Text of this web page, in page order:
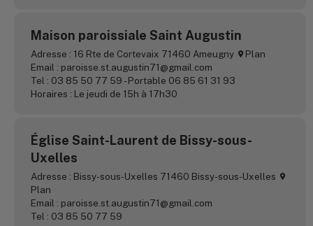
Maison paroissiale Saint Augustin
Adresse : 16 Rte de Cortevaix 71460 Ameugny
Plan
Email : paroisse.st.augustin71@gmail.com
Tel : 03 85 50 77 59 - Portable 06 85 61 31 93
Horaires : Le jeudi de 15h à 17h30
Église Saint-Laurent de Bissy-sous-
Uxelles
Adresse : Bissy-sous-Uxelles 71460 Bissy-sous-Uxelles
Plan
Email : paroisse.st.augustin71@gmail.com
Tel : 03 85 50 77 59